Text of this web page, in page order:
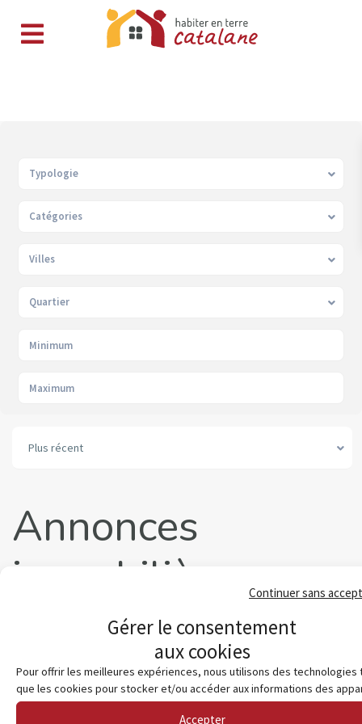
Gérer le consentement
aux cookies
Pour offrir les meilleures expériences, nous utilisons des technologies
que les cookies pour stocker et/ou accéder aux informations des
Accepter
Continuer sans
Typologie
Catégories
Villes
Quartier
Plus récent
Annonces
immobilières
répertoriées
dans La